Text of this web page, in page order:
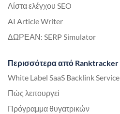
Λίστα ελέγχου SEO
AI Article Writer
ΔΩΡΕΑΝ: SERP Simulator
Περισσότερα από Ranktracker
White Label SaaS Backlink Service
Πώς λειτουργεί
Πρόγραμμα θυγατρικών